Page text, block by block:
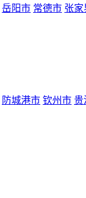
岳阳市 常德市 张家
防城港市 钦州市 贵